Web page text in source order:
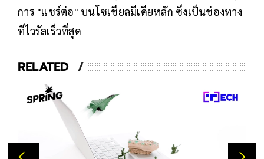
การ "แชร์ต่อ" บนโซเชียลมีเดียหลัก ซึ่งเป็นช่องทาง
ที่ไวรัลเร็วที่สุด
RELATED